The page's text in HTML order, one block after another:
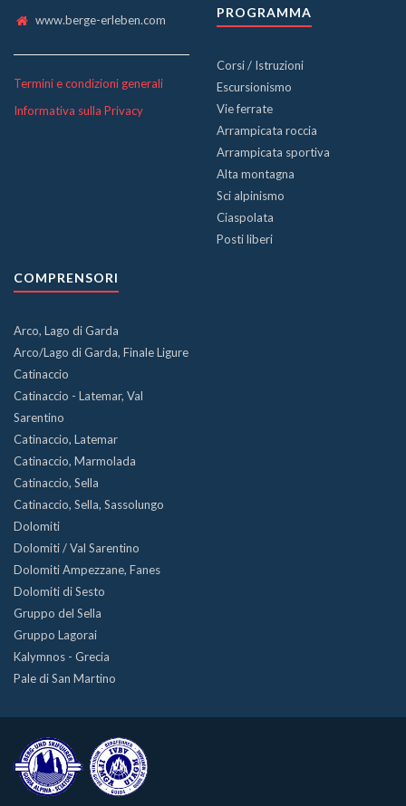
www.berge-erleben.com
Termini e condizioni generali
Informativa sulla Privacy
PROGRAMMA
Corsi / Istruzioni
Escursionismo
Vie ferrate
Arrampicata roccia
Arrampicata sportiva
Alta montagna
Sci alpinismo
Ciaspolata
Posti liberi
COMPRENSORI
Arco, Lago di Garda
Arco/Lago di Garda, Finale Ligure
Catinaccio
Catinaccio - Latemar, Val
Sarentino
Catinaccio, Latemar
Catinaccio, Marmolada
Catinaccio, Sella
Catinaccio, Sella, Sassolungo
Dolomiti
Dolomiti / Val Sarentino
Dolomiti Ampezzane, Fanes
Dolomiti di Sesto
Gruppo del Sella
Gruppo Lagorai
Kalymnos - Grecia
Pale di San Martino